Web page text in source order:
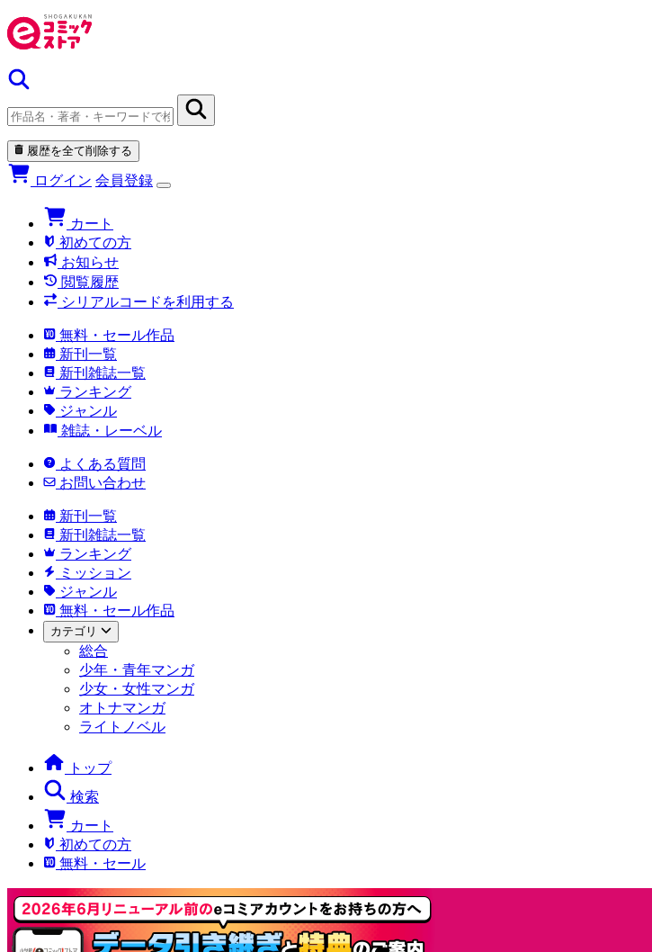
履歴を全て削除する
ログイン 会員登録
カート
初めての方
お知らせ
閲覧履歴
シリアルコードを利用する
無料・セール作品
新刊一覧
新刊雑誌一覧
ランキング
ジャンル
雑誌・レーベル
よくある質問
お問い合わせ
新刊一覧
新刊雑誌一覧
ランキング
ミッション
ジャンル
無料・セール作品
カテゴリ
総合
少年・青年マンガ
少女・女性マンガ
オトナマンガ
ライトノベル
トップ
検索
カート
初めての方
無料・セール